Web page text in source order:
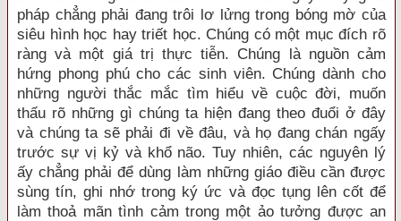
pháp chẳng phải đang trôi lơ lửng trong bóng mờ của
siêu hình học hay triết học. Chúng có một mục đích rõ
ràng và một giá trị thực tiễn. Chúng là nguồn cảm
hứng phong phú cho các sinh viên. Chúng dành cho
những người thắc mắc tìm hiểu về cuộc đời, muốn
thấu rõ những gì chúng ta hiện đang theo đuổi ở đây
và chúng ta sẽ phải đi về đâu, và họ đang chán ngấy
trước sự vị kỷ và khổ não. Tuy nhiên, các nguyên lý
ấy chẳng phải để dùng làm những giáo điều cần được
sùng tín, ghi nhớ trong ký ức và đọc tụng lên cốt để
làm thoả mãn tình cảm trong một ảo tưởng được an